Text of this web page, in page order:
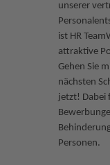
unserer
ist HR
attraktive
Gehen Sie
nächsten
jetzt! Dabei
Personen.